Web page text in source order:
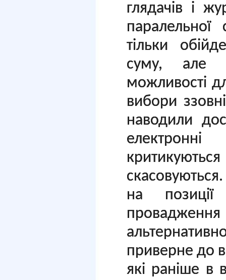
глядачів і
паралельної
тільки
суму, але
можливості
вибори
наводили
на
провадження
приверне до
які раніше в